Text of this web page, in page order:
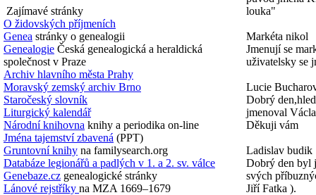
Zajímavé stránky
O židovských příjmeních
Genea stránky o genealogii
Genealogie Česká genealogická a heraldická
společnost v Praze
Archiv hlavního města Prahy
Moravský zemský archiv Brno
Staročeský slovník
Liturgický kalendář
Národní knihovna knihy a periodika on-line
Jména tajemství zbavená (PPT)
Gruntovní knihy na familysearch.org
Databáze legionářů a padlých v 1. a 2. sv. válce
Genebaze.cz genealogické stránky
Lánové rejstříky na MZA 1669–1679
louka"
Markéta nikol
Jmenují se
uživatelsky se
Lucie
Dobrý
jmenoval
Děkuji vám
Ladislav budik
Dobrý den byl
svých
Jiří Fatka ).